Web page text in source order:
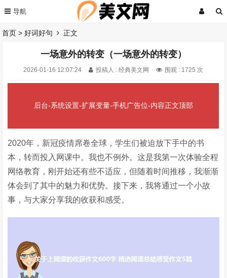
首页 >好词好句 正文
一场意外的转变（一场意外的转变）
2026-01-16 12:07:24 投稿人 : 经典美文网 围观 : 1725 次
后台-系统设置-扩展变量-手机广告位-内容正文顶部
2020年，新冠疫情席卷全球，学生们被迫放下手中的书
本，转而投入网课中。我也不例外。这是我第一次体验全程
网络教育，刚开始还有些不适应，但随着时间推移，我渐渐
体会到了其中的魅力和优势。接下来，我将通过一个小故
事，与大家分享我的收获和感受。